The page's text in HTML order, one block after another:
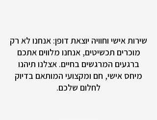
שירות אישי וחוויה יוצאת דופן: אנחנו לא רק
מוכרים תכשיטים, אנחנו מלווים אתכם
ברגעים המרגשים בחיים. אצלנו תיהנו
מיחס אישי, חם ומקצועי המותאם בדיוק
לחלום שלכם.